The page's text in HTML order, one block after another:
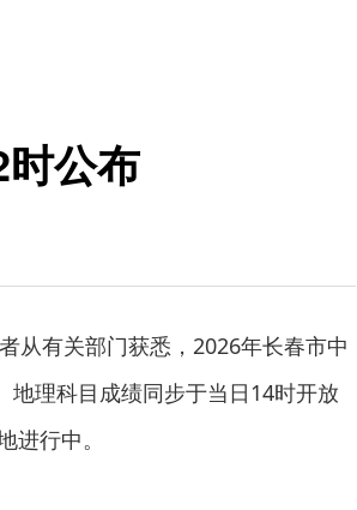
公布
从有关部门获悉，2026年长春市中
理科目成绩同步于当日14时开放
行中。